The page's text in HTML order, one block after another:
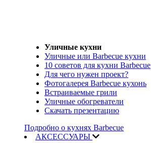
Уличные кухни
Уличные или Barbecue кухни
10 советов для кухни Barbecue
Для чего нужен проект?
Фотогалерея Barbecue кухонь
Встраиваемые грили
Уличные обогреватели
Скачать презентацию
Подробно о кухнях Barbecue
АКСЕССУАРЫ